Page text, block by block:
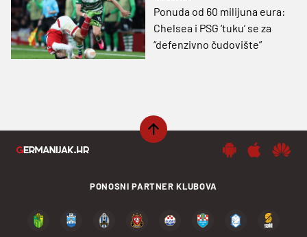
Ponuda od 60 milijuna eura:
Chelsea i PSG ‘tuku’ se za
“defenzivno čudovište”
PONOSNI PARTNER KLUBOVA